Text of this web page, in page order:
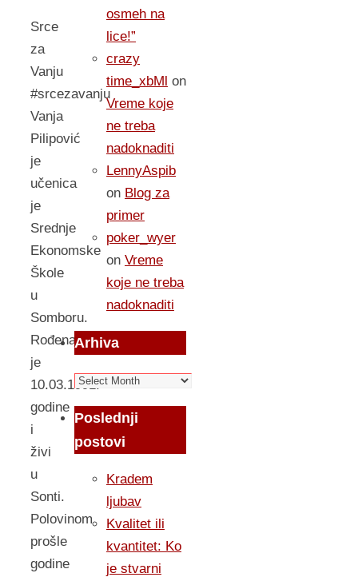
Srce
za
Vanju
#srcezavanju
Vanja
Pilipović
je
učenica
je
Srednje
Ekonomske
Škole
u
Somboru.
Rođena
je
10.03.1991.
godine
i
živi
u
Sonti.
Polovinom
prošle
godine
osmeh na
lice!”
crazy
time_xbMl on
Vreme koje
ne treba
nadoknaditi
LennyAspib
on Blog za
primer
poker_wyer
on Vreme
koje ne treba
nadoknaditi
Arhiva
Arhiva
Poslednji
postovi
Kradem
ljubav
Kvalitet ili
kvantitet: Ko
je stvarni